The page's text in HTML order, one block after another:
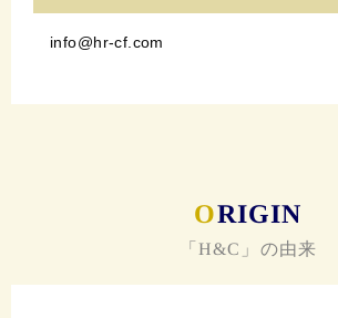
info@hr-cf.com
ORIGIN
「H&C」の由来